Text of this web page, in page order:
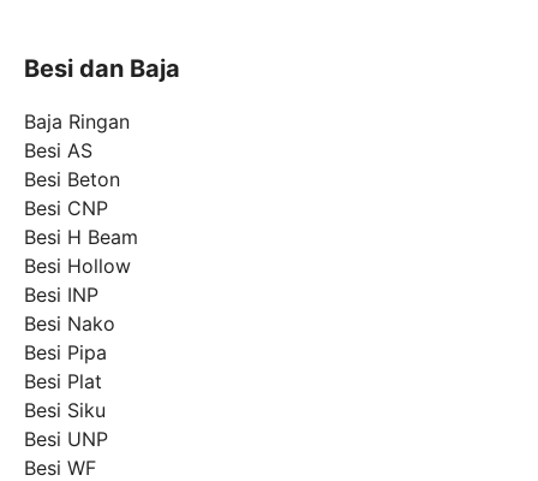
Besi dan Baja
Baja Ringan
Besi AS
Besi Beton
Besi CNP
Besi H Beam
Besi Hollow
Besi INP
Besi Nako
Besi Pipa
Besi Plat
Besi Siku
Besi UNP
Besi WF